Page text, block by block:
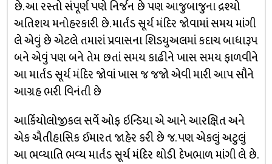
છે. આ રસ્તો સંપૂર્ણ પણે નિર્જન છે પણ આજુબાજુના દ્રશ્યો
અતિશય મનોહરકારી છે. માર્તંડ સૂર્ય મંદિર જોવામાં સમય માંગી
લે એવું છે એટલે તમારાં પ્રવાસના શિડયુઅલમાં કદાચ બાધારૂપ
બને એવું પણ બને તેમ છતાં સમય કાઢીને ખાસ સમય ફાળવીને
આ માર્તંડ સૂર્ય મંદિર જોવાં ખાસ જ જજો એવી મારી આપ સૌને
આગ્રહ ભરી વિનંતી છે
આર્કિયોલોજીકલ સર્વે ઓફ ઇન્ડિયા એ આને આરક્ષિત અને
એક ઐતીહાસિક ઈમારત જાહેર કરી છે જ. પણ એકલું અટુલું
આ ભવ્યાતિ ભવ્ય માર્તંડ સૂર્ય મંદિર થોડી દેખભાળ માંગી લે છે.